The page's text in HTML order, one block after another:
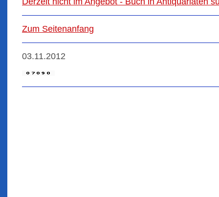
Zum Seitenanfang
03.11.2012